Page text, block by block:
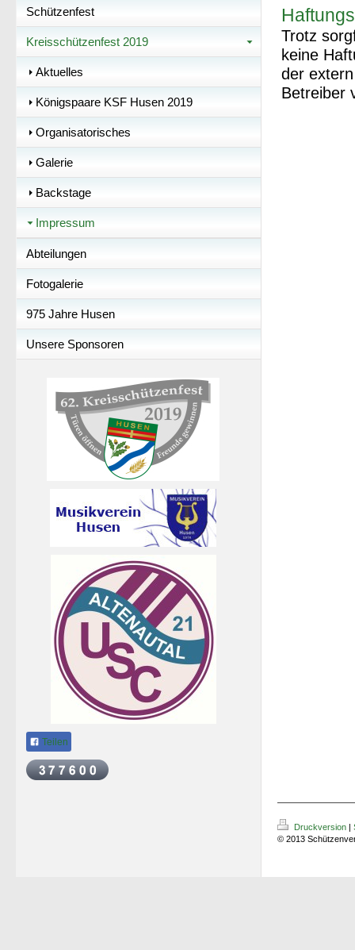
Schützenfest
Kreisschützenfest 2019
Aktuelles
Königspaare KSF Husen 2019
Organisatorisches
Galerie
Backstage
Impressum
Abteilungen
Fotogalerie
975 Jahre Husen
Unsere Sponsoren
Teilen
Trotz
keine
der
Betreiber
Druckversion |
© 2013